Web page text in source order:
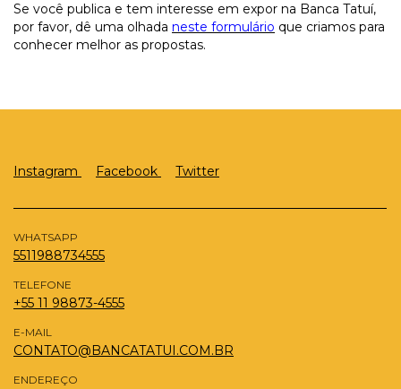
Se você publica e tem interesse em expor na Banca Tatuí,
por favor, dê uma olhada neste formulário que criamos para
conhecer melhor as propostas.
Instagram Facebook Twitter
WHATSAPP
5511988734555
TELEFONE
+55 11 98873-4555
E-MAIL
CONTATO@BANCATATUI.COM.BR
ENDEREÇO